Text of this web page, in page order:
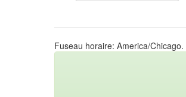
Fuseau horaire: America/Chicago.